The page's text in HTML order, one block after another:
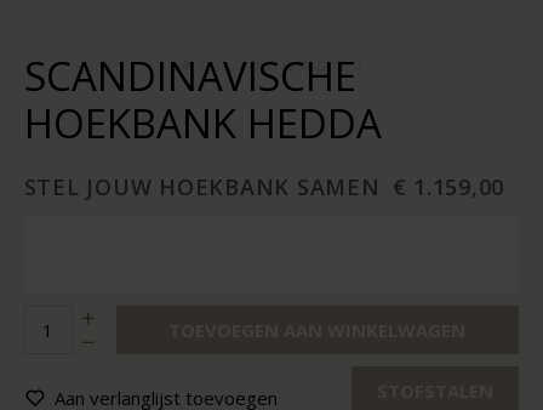
SCANDINAVISCHE
HOEKBANK HEDDA
STEL JOUW HOEKBANK SAMEN € 1.159,00
Aan verlanglijst toevoegen